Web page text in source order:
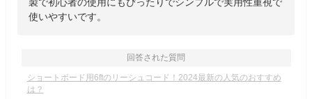
使いやすいです。
回答された質問
ショートボード用6ftのリーシュコード！2024最新の人気のおすすめ
は？